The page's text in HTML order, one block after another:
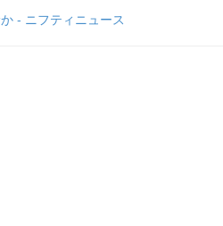
- ニフティニュース